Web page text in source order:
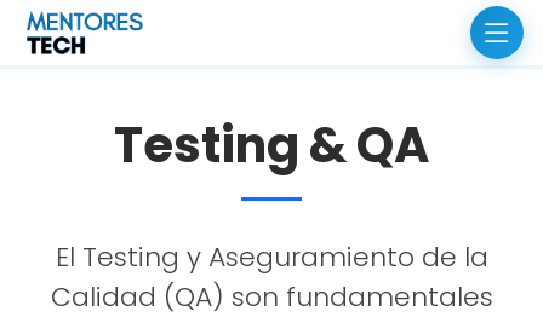
Testing & QA
El Testing y Aseguramiento de la
Calidad (QA) son fundamentales